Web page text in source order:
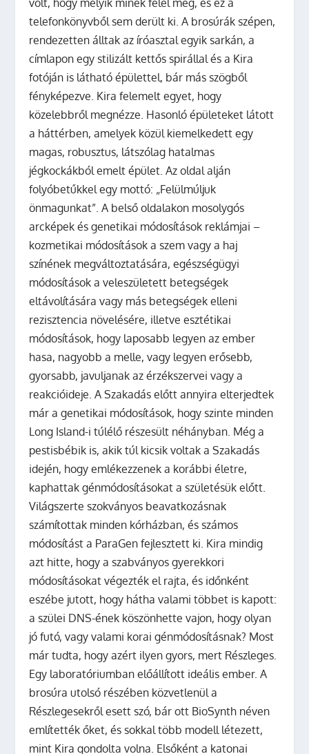
telefonkönyvből sem derült ki. A brosúrák szépen,
rendezetten álltak az íróasztal egyik sarkán, a
címlapon egy stilizált kettős spirállal és a Kira
fotóján is látható épülettel, bár más szögből
fényképezve. Kira felemelt egyet, hogy
közelebbről megnézze. Hasonló épületeket látott
a háttérben, amelyek közül kiemelkedett egy
magas, robusztus, látszólag hatalmas
jégkockákból emelt épület. Az oldal alján
folyóbetűkkel egy mottó: „Felülmúljuk
önmagunkat”. A belső oldalakon mosolygós
arcképek és genetikai módosítások reklámjai –
kozmetikai módosítások a szem vagy a haj
színének megváltoztatására, egészségügyi
módosítások a veleszületett betegségek
eltávolítására vagy más betegségek elleni
rezisztencia növelésére, illetve esztétikai
módosítások, hogy laposabb legyen az ember
hasa, nagyobb a melle, vagy legyen erősebb,
gyorsabb, javuljanak az érzékszervei vagy a
reakcióideje. A Szakadás előtt annyira elterjedtek
már a genetikai módosítások, hogy szinte minden
Long Island-i túlélő részesült néhányban. Még a
pestisbébik is, akik túl kicsik voltak a Szakadás
idején, hogy emlékezzenek a korábbi életre,
kaphattak génmódosításokat a születésük előtt.
Világszerte szokványos beavatkozásnak
számítottak minden kórházban, és számos
módosítást a ParaGen fejlesztett ki. Kira mindig
azt hitte, hogy a szabványos gyerekkori
módosításokat végezték el rajta, és időnként
eszébe jutott, hogy hátha valami többet is kapott:
a szülei DNS-ének köszönhette vajon, hogy olyan
jó futó, vagy valami korai génmódosításnak? Most
már tudta, hogy azért ilyen gyors, mert Részleges.
Egy laboratóriumban előállított ideális ember. A
brosúra utolsó részében közvetlenül a
Részlegesekről esett szó, bár ott BioSynth néven
említették őket, és sokkal több modell létezett,
mint Kira gondolta volna. Elsőként a katonai